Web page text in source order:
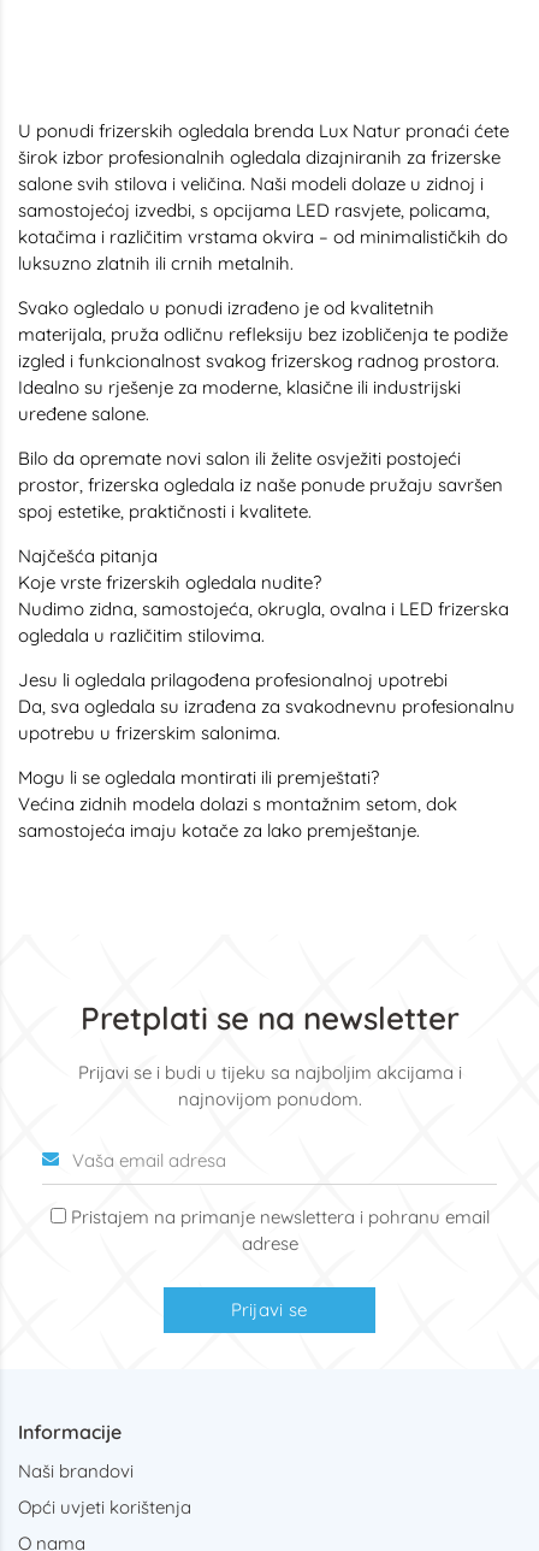
U ponudi frizerskih ogledala brenda Lux Natur pronaći ćete
širok izbor profesionalnih ogledala dizajniranih za frizerske
salone svih stilova i veličina. Naši modeli dolaze u zidnoj i
samostojećoj izvedbi, s opcijama LED rasvjete, policama,
kotačima i različitim vrstama okvira – od minimalističkih do
luksuzno zlatnih ili crnih metalnih.
Svako ogledalo u ponudi izrađeno je od kvalitetnih
materijala, pruža odličnu refleksiju bez izobličenja te podiže
izgled i funkcionalnost svakog frizerskog radnog prostora.
Idealno su rješenje za moderne, klasične ili industrijski
uređene salone.
Bilo da opremate novi salon ili želite osvježiti postojeći
prostor, frizerska ogledala iz naše ponude pružaju savršen
spoj estetike, praktičnosti i kvalitete.
Najčešća pitanja
Koje vrste frizerskih ogledala nudite?
Nudimo zidna, samostojeća, okrugla, ovalna i LED frizerska
ogledala u različitim stilovima.
Jesu li ogledala prilagođena profesionalnoj upotrebi
Da, sva ogledala su izrađena za svakodnevnu profesionalnu
upotrebu u frizerskim salonima.
Mogu li se ogledala montirati ili premještati?
Većina zidnih modela dolazi s montažnim setom, dok
samostojeća imaju kotače za lako premještanje.
Pretplati se na newsletter
Prijavi se i budi u tijeku sa najboljim akcijama i
najnovijom ponudom.
Pristajem na primanje newslettera i pohranu email
adrese
Prijavi se
Informacije
Naši brandovi
Opći uvjeti korištenja
O nama